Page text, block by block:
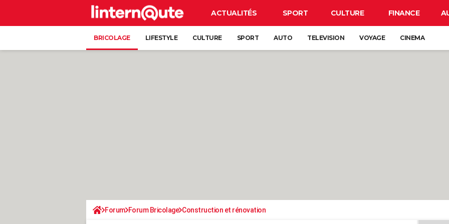
ACTUALITÉS SPORT CULTURE FINANCE
BRICOLAGE LIFESTYLE CULTURE SPORT AUTO TELEVISION VOYAGE CINEMA
Forum Forum Bricolage Construction et rénovation